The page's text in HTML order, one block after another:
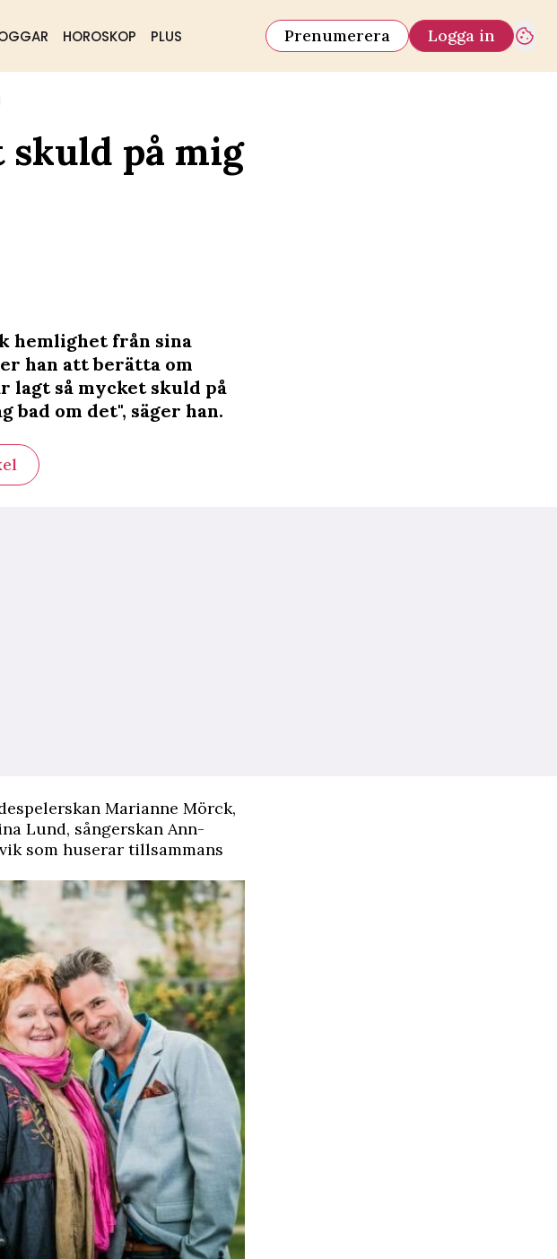
HOROSKOP PLUS Prenumerera Logga in
skuld på mig
hemlighet från sina
han att berätta om
lagt så mycket skuld på
bad om det", säger han.
Marianne Mörck,
Lund, sångerskan Ann-
som huserar tillsammans